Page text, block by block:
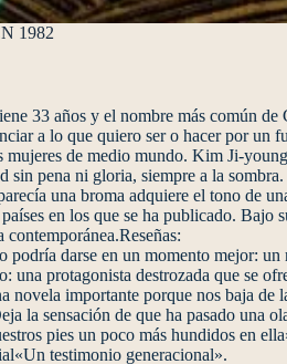
1982
33 años y el nombre más común
a lo que quiero ser o hacer por un
mujeres de medio mundo. Kim Ji-
sin pena ni gloria, siempre a la
una broma adquiere el tono de
en los que se ha publicado. Bajo
contemporánea.Reseñas:
podría darse en un momento mejor:
una protagonista destrozada que se
novela importante porque nos baja
la sensación de que ha pasado una
pies un poco más hundidos en
testimonio generacional».